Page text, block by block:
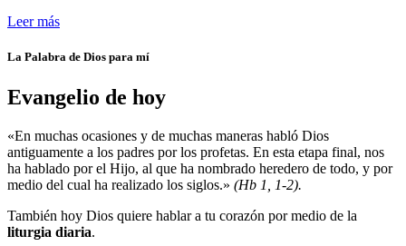
Leer más
La Palabra de Dios para mí
Evangelio de hoy
«En muchas ocasiones y de muchas maneras habló Dios
antiguamente a los padres por los profetas. En esta etapa final, nos
ha hablado por el Hijo, al que ha nombrado heredero de todo, y por
medio del cual ha realizado los siglos.» (Hb 1, 1-2).
También hoy Dios quiere hablar a tu corazón por medio de la
liturgia diaria.